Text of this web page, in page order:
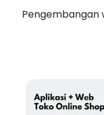
Pengembangan